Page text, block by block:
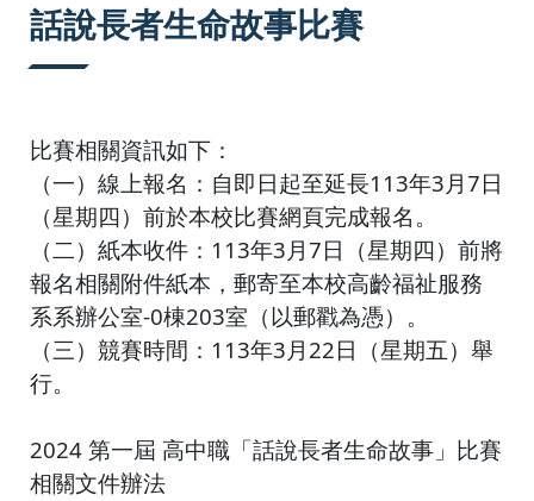
話說長者生命故事比賽
比賽相關資訊如下：
（一）線上報名：自即日起至延長113年3月7日
（星期四）前於本校比賽網頁完成報名。
（二）紙本收件：113年3月7日（星期四）前將
報名相關附件紙本，郵寄至本校高齡福祉服務
系系辦公室-0棟203室（以郵戳為憑）。
（三）競賽時間：113年3月22日（星期五）舉
行。
2024 第一屆 高中職「話說長者生命故事」比賽
相關文件辦法